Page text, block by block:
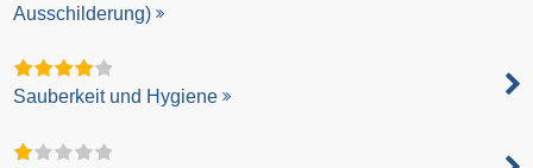
Ausschilderung)
Sauberkeit und Hygiene